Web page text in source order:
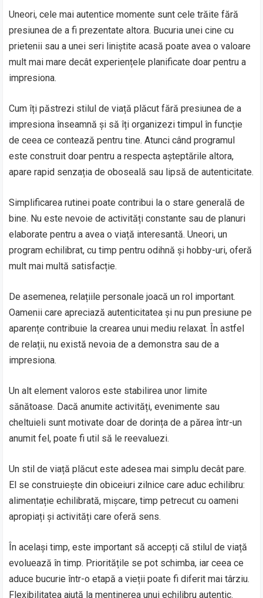
Uneori, cele mai autentice momente sunt cele trăite fără
presiunea de a fi prezentate altora. Bucuria unei cine cu
prietenii sau a unei seri liniștite acasă poate avea o valoare
mult mai mare decât experiențele planificate doar pentru a
impresiona.
Cum îți păstrezi stilul de viață plăcut fără presiunea de a
impresiona înseamnă și să îți organizezi timpul în funcție
de ceea ce contează pentru tine. Atunci când programul
este construit doar pentru a respecta așteptările altora,
apare rapid senzația de oboseală sau lipsă de autenticitate.
Simplificarea rutinei poate contribui la o stare generală de
bine. Nu este nevoie de activități constante sau de planuri
elaborate pentru a avea o viață interesantă. Uneori, un
program echilibrat, cu timp pentru odihnă și hobby-uri, oferă
mult mai multă satisfacție.
De asemenea, relațiile personale joacă un rol important.
Oamenii care apreciază autenticitatea și nu pun presiune pe
aparențe contribuie la crearea unui mediu relaxat. În astfel
de relații, nu există nevoia de a demonstra sau de a
impresiona.
Un alt element valoros este stabilirea unor limite
sănătoase. Dacă anumite activități, evenimente sau
cheltuieli sunt motivate doar de dorința de a părea într-un
anumit fel, poate fi util să le reevaluezi.
Un stil de viață plăcut este adesea mai simplu decât pare.
El se construiește din obiceiuri zilnice care aduc echilibru:
alimentație echilibrată, mișcare, timp petrecut cu oameni
apropiați și activități care oferă sens.
În același timp, este important să accepți că stilul de viață
evoluează în timp. Prioritățile se pot schimba, iar ceea ce
aduce bucurie într-o etapă a vieții poate fi diferit mai târziu.
Flexibilitatea ajută la menținerea unui echilibru autentic.